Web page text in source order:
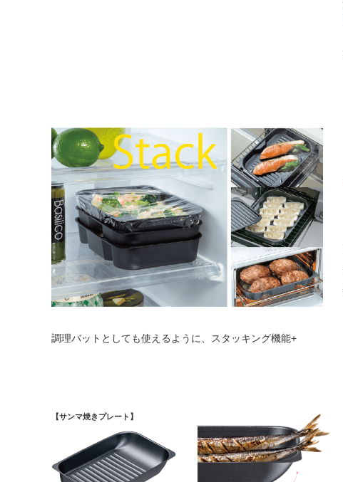
調理バットとしても使えるように、スタッキング機能+
【サンマ焼きプレート】